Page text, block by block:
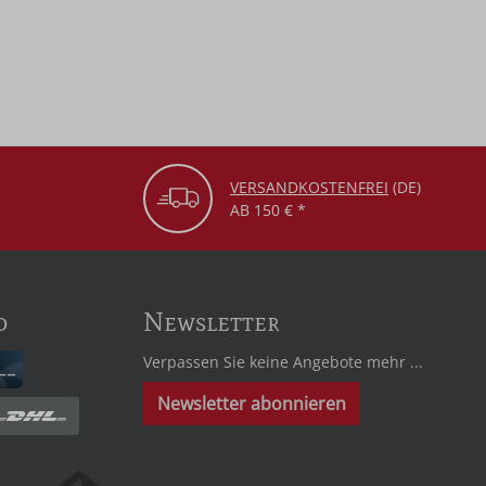
VERSANDKOSTENFREI (DE)
AB 150 € *
Newsletter
Verpassen Sie keine Angebote mehr ...
Newsletter abonnieren